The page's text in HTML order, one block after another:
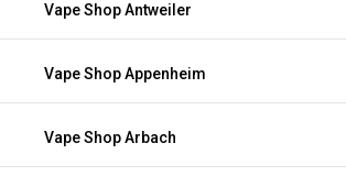
Vape Shop Antweiler
Vape Shop Appenheim
Vape Shop Arbach